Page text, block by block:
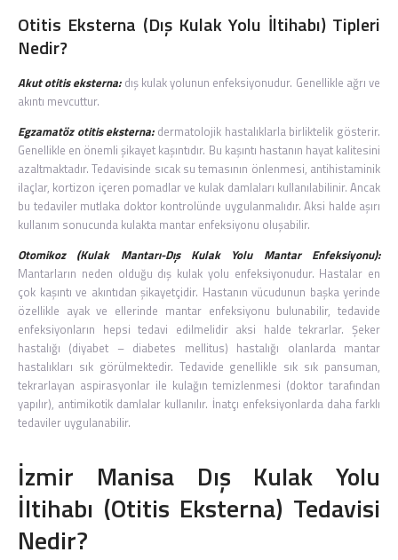
Otitis Eksterna (Dış Kulak Yolu İltihabı) Tipleri
Nedir?
Akut otitis eksterna:dış kulak yolunun enfeksiyonudur. Genellikle ağrı ve
akıntı mevcuttur.
Egzamatöz otitis eksterna:dermatolojik hastalıklarla birliktelik gösterir.
Genellikle en önemli şikayet kaşıntıdır. Bu kaşıntı hastanın hayat kalitesini
azaltmaktadır. Tedavisinde sıcak su temasının önlenmesi, antihistaminik
ilaçlar, kortizon içeren pomadlar ve kulak damlaları kullanılabilinir. Ancak
bu tedaviler mutlaka doktor kontrolünde uygulanmalıdır. Aksi halde aşırı
kullanım sonucunda kulakta mantar enfeksiyonu oluşabilir.
Otomikoz (Kulak Mantarı-Dış Kulak Yolu Mantar Enfeksiyonu):
Mantarların neden olduğu dış kulak yolu enfeksiyonudur. Hastalar en
çok kaşıntı ve akıntıdan şikayetçidir. Hastanın vücudunun başka yerinde
özellikle ayak ve ellerinde mantar enfeksiyonu bulunabilir, tedavide
enfeksiyonların hepsi tedavi edilmelidir aksi halde tekrarlar. Şeker
hastalığı (diyabet – diabetes mellitus) hastalığı olanlarda mantar
hastalıkları sık görülmektedir. Tedavide genellikle sık sık pansuman,
tekrarlayan aspirasyonlar ile kulağın temizlenmesi (doktor tarafından
yapılır), antimikotik damlalar kullanılır. İnatçı enfeksiyonlarda daha farklı
tedaviler uygulanabilir.
İzmir Manisa Dış Kulak Yolu
İltihabı (Otitis Eksterna) Tedavisi
Nedir?